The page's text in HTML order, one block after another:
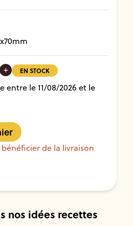
x70mm
+ EN STOCK
entre le 11/08/2026 et le
de la livraison
nos idées recettes